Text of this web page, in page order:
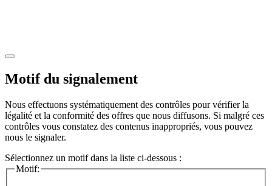
Motif du signalement
Nous effectuons systématiquement des contrôles pour vérifier la
légalité et la conformité des offres que nous diffusons. Si malgré ces
contrôles vous constatez des contenus inappropriés, vous pouvez
nous le signaler.
Sélectionnez un motif dans la liste ci-dessous :
Motif: